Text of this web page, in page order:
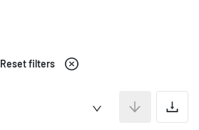
Reset filters